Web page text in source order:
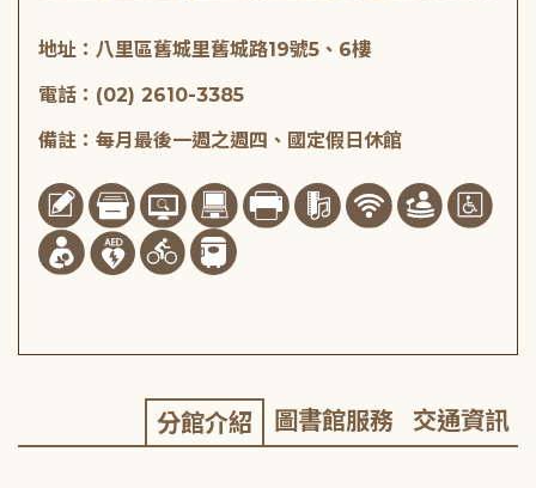
地址：八里區舊城里舊城路19號5、6樓
電話：(02) 2610-3385
備註：每月最後一週之週四、國定假日休館
分館介紹 圖書館服務 交通資訊